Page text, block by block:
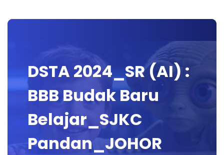
DSTA 2024_SR (AI) :
BBB Budak Baru
Belajar_SJKC
Pandan_JOHOR